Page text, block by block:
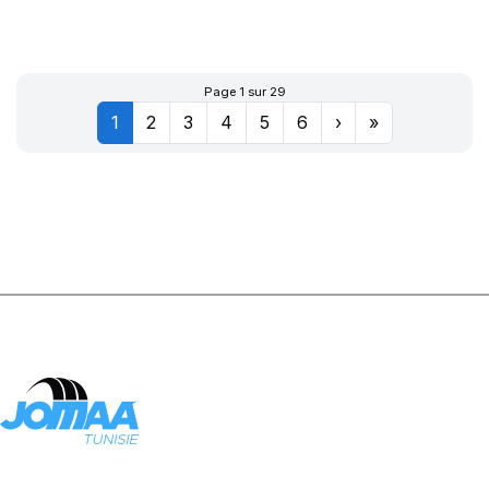
Page 1 sur 29
1 2 3 4 5 6 › »